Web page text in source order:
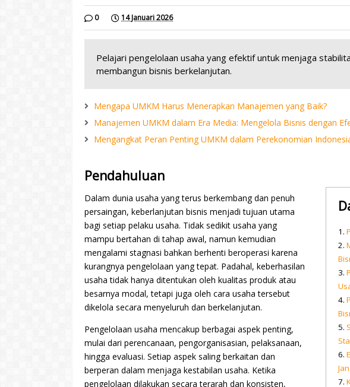
0 14 Januari 2026
Pelajari pengelolaan usaha yang efektif untuk menjaga
membangun bisnis berkelanjutan.
Mengapa UMKM Harus Menerapkan Manajemen yang Baik?
Manajemen UMKM dalam Era Media: Mengelola Bisnis dengan
Mengangkat Peran Penting UMKM dalam Perekonomian
Pendahuluan
Dalam dunia usaha yang terus berkembang dan penuh
persaingan, keberlanjutan bisnis menjadi tujuan utama
bagi setiap pelaku usaha. Tidak sedikit usaha yang
mampu bertahan di tahap awal, namun kemudian
mengalami stagnasi bahkan berhenti beroperasi karena
kurangnya pengelolaan yang tepat. Padahal, keberhasilan
usaha tidak hanya ditentukan oleh kualitas produk atau
besarnya modal, tetapi juga oleh cara usaha tersebut
dikelola secara menyeluruh dan berkelanjutan.
Pengelolaan usaha mencakup berbagai aspek penting,
mulai dari perencanaan, pengorganisasian, pelaksanaan,
hingga evaluasi. Setiap aspek saling berkaitan dan
berperan dalam menjaga kestabilan usaha. Ketika
pengelolaan dilakukan secara terarah dan konsisten,